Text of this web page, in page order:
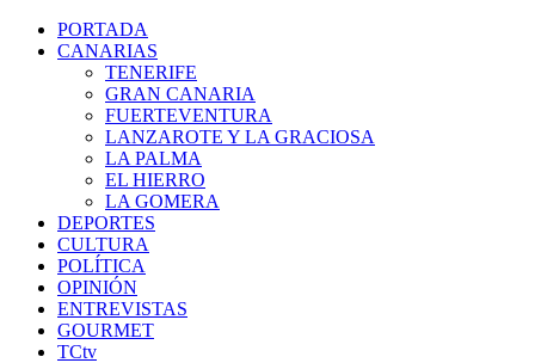
PORTADA
CANARIAS
TENERIFE
GRAN CANARIA
FUERTEVENTURA
LANZAROTE Y LA GRACIOSA
LA PALMA
EL HIERRO
LA GOMERA
DEPORTES
CULTURA
POLÍTICA
OPINIÓN
ENTREVISTAS
GOURMET
TCtv